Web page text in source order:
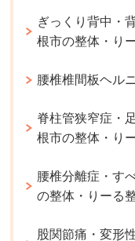
ぎっくり背中・
根市の整体・り
腰椎椎間板ヘル
脊柱管狭窄症・
根市の整体・り
腰椎分離症・す
の整体・りーる
股関節痛・変形